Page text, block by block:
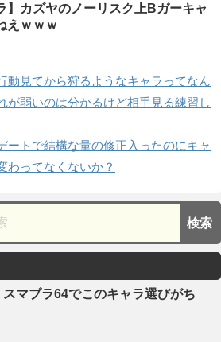
】カズヤのノーリスク上Bガーキャ
えｗｗｗ
動見てから狩るようなキャラってなん
が弱いのは分かるけど相手見る練習し
ートで結構な量の修正入ったのにキャ
わってなくないか？
スマブラ64でこのキャラ選びがち